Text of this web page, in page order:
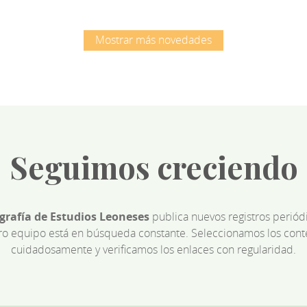
Mostrar más novedades
Seguimos creciendo
de Estudios Leonesespublica nuevos registros
equipo está en búsqueda constante. Seleccionamos los
cuidadosamente y verificamos los enlaces con regularidad.